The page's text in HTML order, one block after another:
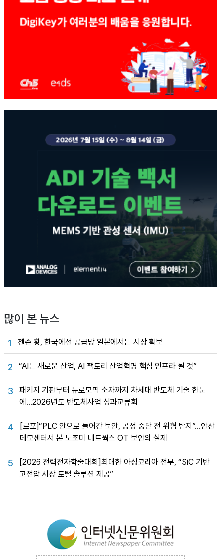
많이 본 뉴스
1 젠슨 황, 한국에선 공급망 일본에서는 시장 확보
2 “AI는 새로운 산업, AI 팩토리 산업혁명 핵심 인프라 될 것”
3
패키지 기판부터 뉴로모픽 소자까지 차세대 반도체 기술 한눈
에…2026년도 반도체사업 성과교류회
4
[르포]“PLC 안으로 들어간 보안, 공정 중단 전 위협 탐지”…안산
데모센터서 본 노조미 네트웍스 OT 보안의 실제
5
[2026 전력전자학술대회]최대한 아성코리아 전무, “SiC 기반
고전압 시장 토털 솔루션 제공”